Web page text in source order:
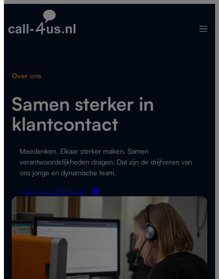
de
Over ons
Samen sterker in
klantcontact
Meedenken. Elkaar sterker maken. Samen
verantwoordelijkheden dragen. Dat zijn de drijfveren van
ons jonge en dynamische team.
Vraag een offerte aan